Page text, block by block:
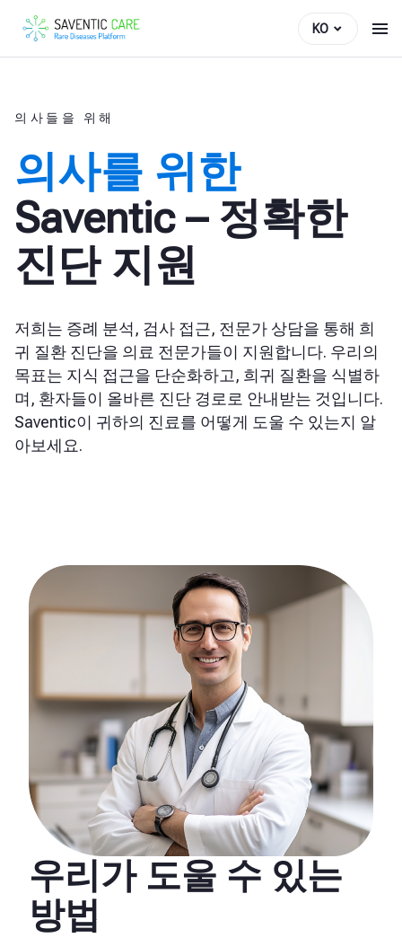
KO
의사들을 위해
의사를 위한
Saventic – 정확한
진단 지원
저희는 증례 분석, 검사 접근, 전문가 상담을 통해 희
귀 질환 진단을 의료 전문가들이 지원합니다. 우리의
목표는 지식 접근을 단순화하고, 희귀 질환을 식별하
며, 환자들이 올바른 진단 경로로 안내받는 것입니다.
Saventic이 귀하의 진료를 어떻게 도울 수 있는지 알
아보세요.
우리가 도울 수 있는
방법